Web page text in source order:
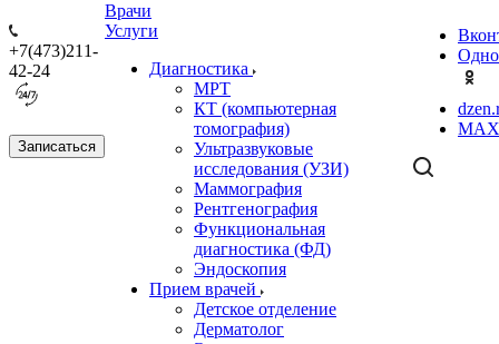
+7(473)211-
42-24
Записаться
Врачи
Услуги
Диагностика
МРТ
КТ (компьютерная
томография)
Ультразвуковые
исследования (УЗИ)
Маммография
Рентгенография
Функциональная
диагностика (ФД)
Эндоскопия
Прием врачей
Детское отделение
Дерматолог